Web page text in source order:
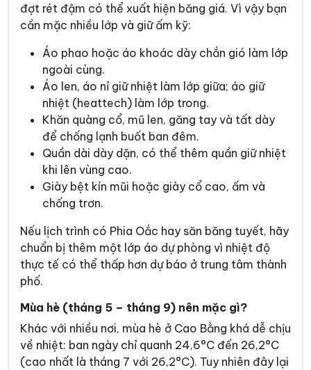
đợt rét đậm có thể xuất hiện băng giá. Vì vậy bạn
cần mặc nhiều lớp và giữ ấm kỹ:
Áo phao hoặc áo khoác dày chắn gió làm lớp
ngoài cùng.
Áo len, áo nỉ giữ nhiệt làm lớp giữa; áo giữ
nhiệt (heattech) làm lớp trong.
Khăn quàng cổ, mũ len, găng tay và tất dày
để chống lạnh buốt ban đêm.
Quần dài dày dặn, có thể thêm quần giữ nhiệt
khi lên vùng cao.
Giày bệt kín mũi hoặc giày cổ cao, ấm và
chống trơn.
Nếu lịch trình có Phia Oắc hay săn băng tuyết, hãy
chuẩn bị thêm một lớp áo dự phòng vì nhiệt độ
thực tế có thể thấp hơn dự báo ở trung tâm thành
phố.
Mùa hè (tháng 5 – tháng 9) nên mặc gì?
Khác với nhiều nơi, mùa hè ở Cao Bằng khá dễ chịu
về nhiệt: ban ngày chỉ quanh 24,6°C đến 26,2°C
(cao nhất là tháng 7 với 26,2°C). Tuy nhiên đây lại